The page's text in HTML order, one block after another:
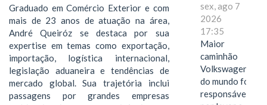
Graduado em Comércio Exterior e com
mais de 23 anos de atuação na área,
André Queiróz se destaca por sua
expertise em temas como exportação,
importação, logística internacional,
legislação aduaneira e tendências de
mercado global. Sua trajetória inclui
passagens por grandes empresas
sex, ago 7
2026
17:35
Maior
caminhão
Volkswagen
do mundo foi
responsável